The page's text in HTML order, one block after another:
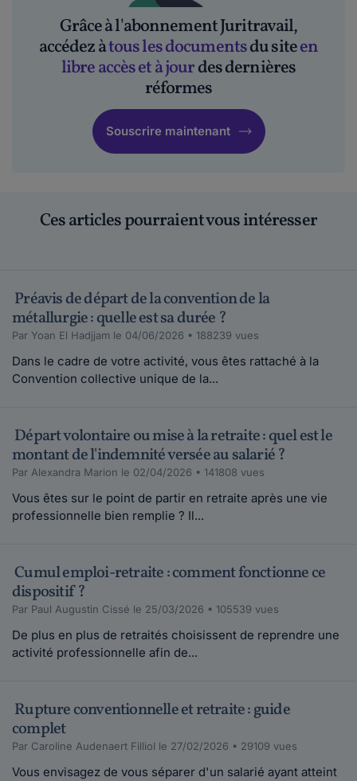
Grâce à l'abonnement Juritravail,
accédez àtous les documentsdu siteen
libre accès et à jourdes dernières
réformes
Souscrire maintenant
Ces articles pourraient vous intéresser
Préavis de départ de la convention de la
métallurgie : quelle est sa durée ?
Par Yoan El Hadjjam le 04/06/2026 • 188239 vues
Dans le cadre de votre activité, vous êtes rattaché à la
Convention collective unique de la...
Départ volontaire ou mise à la retraite : quel est le
montant de l'indemnité versée au salarié ?
Par Alexandra Marion le 02/04/2026 • 141808 vues
Vous êtes sur le point de partir en retraite après une vie
professionnelle bien remplie ? Il...
Cumul emploi-retraite : comment fonctionne ce
dispositif ?
Par Paul Augustin Cissé le 25/03/2026 • 105539 vues
De plus en plus de retraités choisissent de reprendre une
activité professionnelle afin de...
Rupture conventionnelle et retraite : guide
complet
Par Caroline Audenaert Filliol le 27/02/2026 • 29109 vues
Vous envisagez de vous séparer d'un salarié ayant atteint